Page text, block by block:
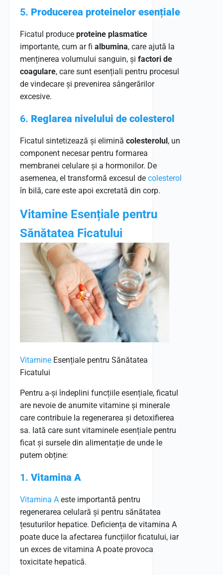
5. Producerea proteinelor esențiale
Ficatul produce proteine plasmatice
importante, cum ar fi albumina, care ajută la
menținerea volumului sanguin, și factori de
coagulare, care sunt esențiali pentru procesul
de vindecare și prevenirea sângerărilor
excesive.
6. Reglarea nivelului de colesterol
Ficatul sintetizează și elimină colesterolul, un
component necesar pentru formarea
membranei celulare și a hormonilor. De
asemenea, el transformă excesul de colesterol
în bilă, care este apoi excretată din corp.
Vitamine Esențiale pentru
Sănătatea Ficatului
Vitamine Esențiale pentru Sănătatea
Ficatului
Pentru a-și îndeplini funcțiile esențiale, ficatul
are nevoie de anumite vitamine și minerale
care contribuie la regenerarea și detoxifierea
sa. Iată care sunt vitaminele esențiale pentru
ficat și sursele din alimentație de unde le
putem obține:
1. Vitamina A
Vitamina A este importantă pentru
regenerarea celulară și pentru sănătatea
țesuturilor hepatice. Deficiența de vitamina A
poate duce la afectarea funcțiilor ficatului, iar
un exces de vitamina A poate provoca
toxicitate hepatică.